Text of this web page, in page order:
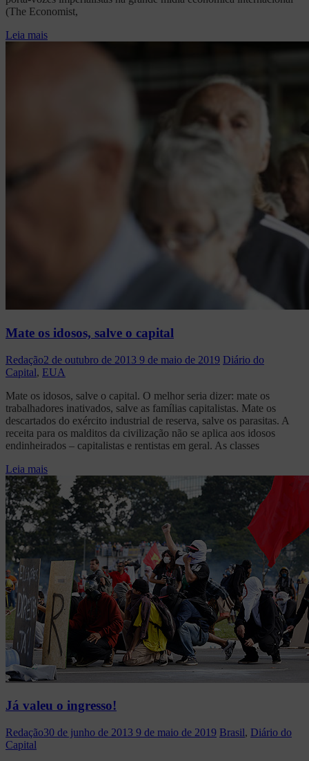
(The Economist,
Leia mais
Mate os idosos, salve o capital
Redação2 de outubro de 2013 9 de maio de 2019 Diário do
Capital, EUA
Mate os idosos, salve o capital. O melhor seria dizer: mate os
trabalhadores inativados, salve as famílias capitalistas. Mate os
descartados do exército industrial de reserva, salve os parasitas. A
receita para os malditos da civilização não se aplica aos idosos
endinheirados – capitalistas e rentistas em geral. As classes
Leia mais
Já valeu o ingresso!
Redação30 de junho de 2013 9 de maio de 2019 Brasil, Diário do
Capital